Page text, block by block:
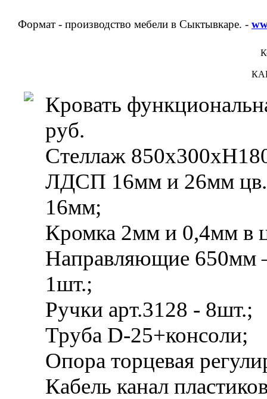
Формат - производство мебели в Сыктывкаре. -
Кровать
руб.
Стеллаж
ЛДСП 16мм и 26мм
16мм;
Кромка 2мм и 0,4мм
Направляющие
1шт.;
Ручки арт.3128 - 8шт.;
Труба D-25+консоли;
Опора торцевая
Кабель канал